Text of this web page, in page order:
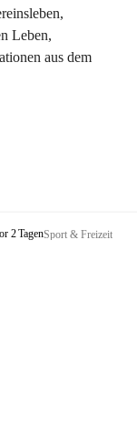
Leben,
aus dem
2 TagenSport & Freizeit